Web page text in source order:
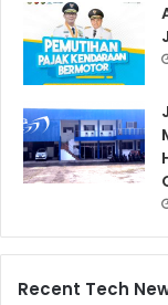
Recent Tech